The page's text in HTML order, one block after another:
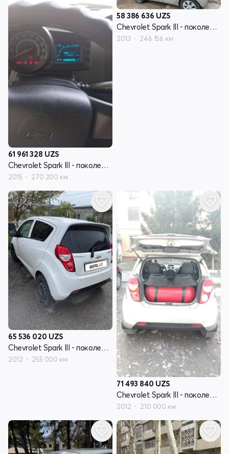
61 961 328 UZS
Chevrolet Spark III - поколение
2015 270 200 км
58 386 636 UZS
Chevrolet Spark III - поколение
2013 246 156 км
65 536 020 UZS
Chevrolet Spark III - поколение
2012 255 000 км
71 493 840 UZS
Chevrolet Spark III - поколение
2012 210 000 км